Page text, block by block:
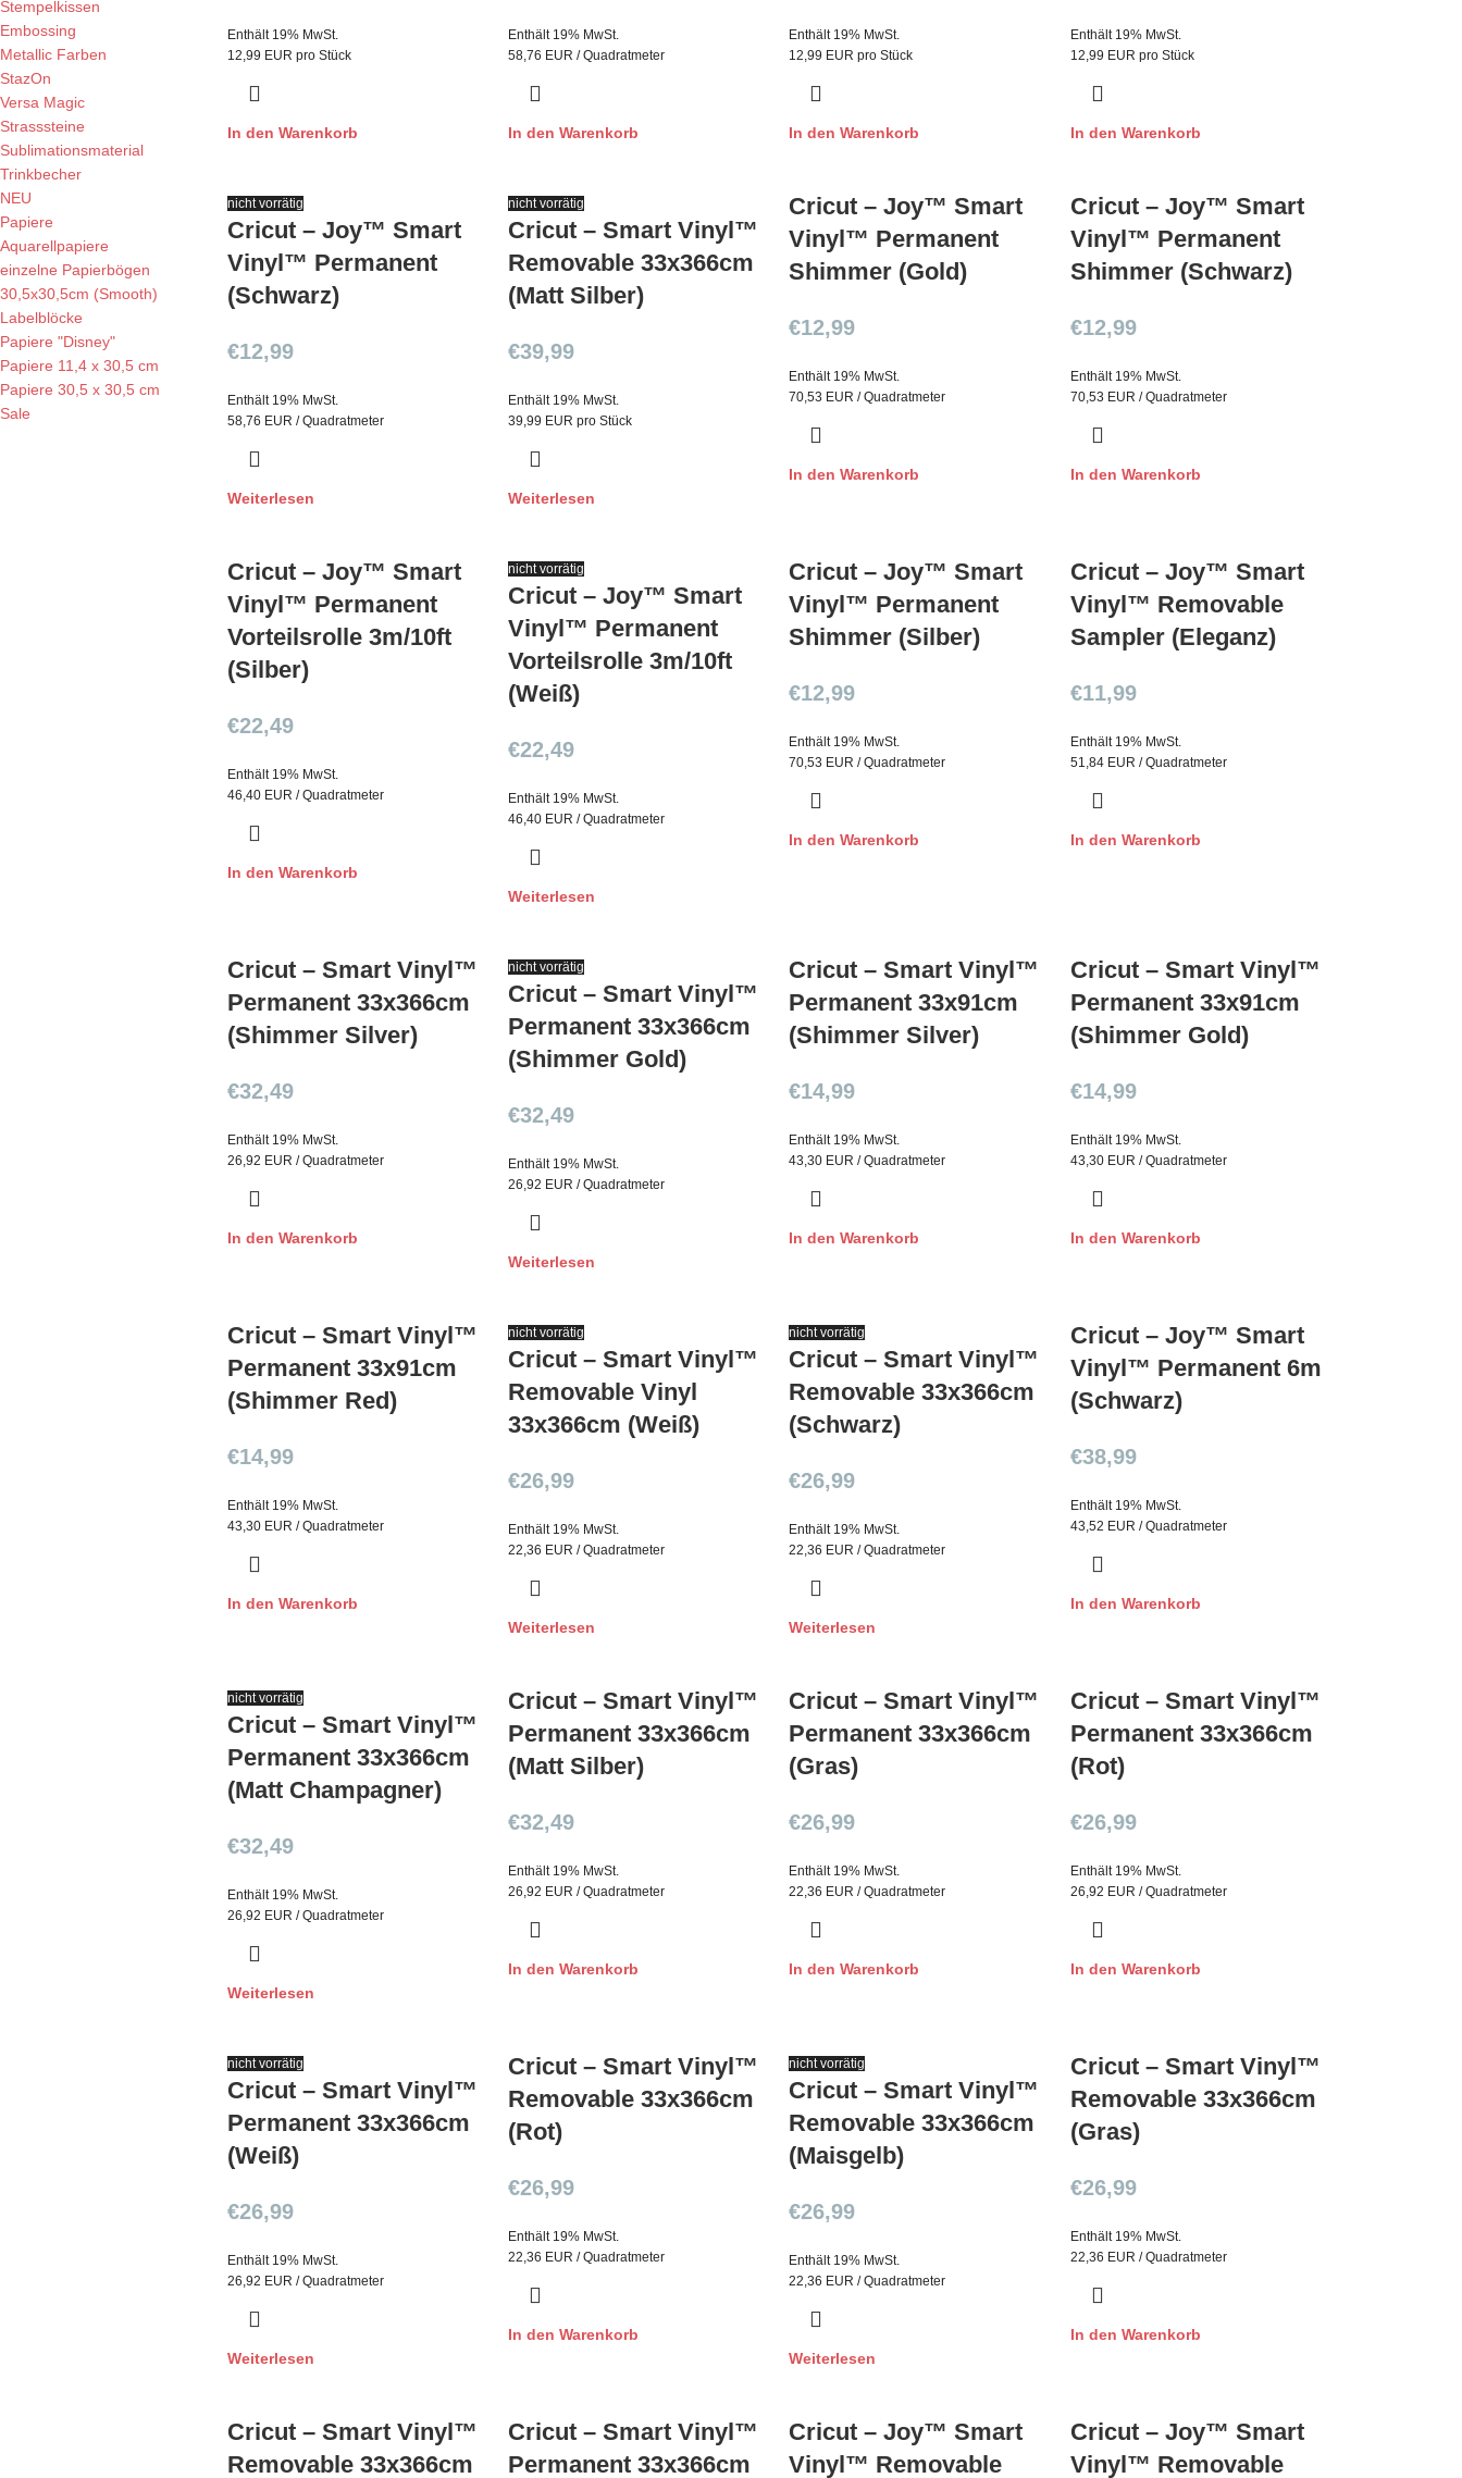
Stempelkissen
Embossing
Metallic Farben
StazOn
Versa Magic
Strasssteine
Sublimationsmaterial
Trinkbecher
NEU
Papiere
Aquarellpapiere
einzelne Papierbögen
30,5x30,5cm (Smooth)
Labelblöcke
Papiere "Disney"
Papiere 11,4 x 30,5 cm
Papiere 30,5 x 30,5 cm
Sale
Enthält 19% MwSt.
12,99 EUR pro Stück
In den Warenkorb
Enthält 19% MwSt.
58,76 EUR / Quadratmeter
In den Warenkorb
Enthält 19% MwSt.
12,99 EUR pro Stück
In den Warenkorb
Enthält 19% MwSt.
12,99 EUR pro Stück
In den Warenkorb
nicht vorrätig
Cricut – Joy™ Smart
Vinyl™ Permanent
(Schwarz)
€12,99
Enthält 19% MwSt.
58,76 EUR / Quadratmeter
Weiterlesen
nicht vorrätig
Cricut – Smart Vinyl™
Removable 33x366cm
(Matt Silber)
€39,99
Enthält 19% MwSt.
39,99 EUR pro Stück
Weiterlesen
Cricut – Joy™ Smart
Vinyl™ Permanent
Shimmer (Gold)
€12,99
Enthält 19% MwSt.
70,53 EUR / Quadratmeter
In den Warenkorb
Cricut – Joy™ Smart
Vinyl™ Permanent
Shimmer (Schwarz)
€12,99
Enthält 19% MwSt.
70,53 EUR / Quadratmeter
In den Warenkorb
Cricut – Joy™ Smart
Vinyl™ Permanent
Vorteilsrolle 3m/10ft
(Silber)
€22,49
Enthält 19% MwSt.
46,40 EUR / Quadratmeter
In den Warenkorb
nicht vorrätig
Cricut – Joy™ Smart
Vinyl™ Permanent
Vorteilsrolle 3m/10ft
(Weiß)
€22,49
Enthält 19% MwSt.
46,40 EUR / Quadratmeter
Weiterlesen
Cricut – Joy™ Smart
Vinyl™ Permanent
Shimmer (Silber)
€12,99
Enthält 19% MwSt.
70,53 EUR / Quadratmeter
In den Warenkorb
Cricut – Joy™ Smart
Vinyl™ Removable
Sampler (Eleganz)
€11,99
Enthält 19% MwSt.
51,84 EUR / Quadratmeter
In den Warenkorb
Cricut – Smart Vinyl™
Permanent 33x366cm
(Shimmer Silver)
€32,49
Enthält 19% MwSt.
26,92 EUR / Quadratmeter
In den Warenkorb
nicht vorrätig
Cricut – Smart Vinyl™
Permanent 33x366cm
(Shimmer Gold)
€32,49
Enthält 19% MwSt.
26,92 EUR / Quadratmeter
Weiterlesen
Cricut – Smart Vinyl™
Permanent 33x91cm
(Shimmer Silver)
€14,99
Enthält 19% MwSt.
43,30 EUR / Quadratmeter
In den Warenkorb
Cricut – Smart Vinyl™
Permanent 33x91cm
(Shimmer Gold)
€14,99
Enthält 19% MwSt.
43,30 EUR / Quadratmeter
In den Warenkorb
Cricut – Smart Vinyl™
Permanent 33x91cm
(Shimmer Red)
€14,99
Enthält 19% MwSt.
43,30 EUR / Quadratmeter
In den Warenkorb
nicht vorrätig
Cricut – Smart Vinyl™
Removable Vinyl
33x366cm (Weiß)
€26,99
Enthält 19% MwSt.
22,36 EUR / Quadratmeter
Weiterlesen
nicht vorrätig
Cricut – Smart Vinyl™
Removable 33x366cm
(Schwarz)
€26,99
Enthält 19% MwSt.
22,36 EUR / Quadratmeter
Weiterlesen
Cricut – Joy™ Smart
Vinyl™ Permanent 6m
(Schwarz)
€38,99
Enthält 19% MwSt.
43,52 EUR / Quadratmeter
In den Warenkorb
nicht vorrätig
Cricut – Smart Vinyl™
Permanent 33x366cm
(Matt Champagner)
€32,49
Enthält 19% MwSt.
26,92 EUR / Quadratmeter
Weiterlesen
Cricut – Smart Vinyl™
Permanent 33x366cm
(Matt Silber)
€32,49
Enthält 19% MwSt.
26,92 EUR / Quadratmeter
In den Warenkorb
Cricut – Smart Vinyl™
Permanent 33x366cm
(Gras)
€26,99
Enthält 19% MwSt.
22,36 EUR / Quadratmeter
In den Warenkorb
Cricut – Smart Vinyl™
Permanent 33x366cm
(Rot)
€26,99
Enthält 19% MwSt.
26,92 EUR / Quadratmeter
In den Warenkorb
nicht vorrätig
Cricut – Smart Vinyl™
Permanent 33x366cm
(Weiß)
€26,99
Enthält 19% MwSt.
26,92 EUR / Quadratmeter
Weiterlesen
Cricut – Smart Vinyl™
Removable 33x366cm
(Rot)
€26,99
Enthält 19% MwSt.
22,36 EUR / Quadratmeter
In den Warenkorb
nicht vorrätig
Cricut – Smart Vinyl™
Removable 33x366cm
(Maisgelb)
€26,99
Enthält 19% MwSt.
22,36 EUR / Quadratmeter
Weiterlesen
Cricut – Smart Vinyl™
Removable 33x366cm
(Gras)
€26,99
Enthält 19% MwSt.
22,36 EUR / Quadratmeter
In den Warenkorb
Cricut – Smart Vinyl™
Removable 33x366cm
Cricut – Smart Vinyl™
Permanent 33x366cm
Cricut – Joy™ Smart
Vinyl™ Removable
Cricut – Joy™ Smart
Vinyl™ Removable